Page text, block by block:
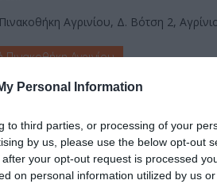
Personal Information
to third parties, or processing of your
by us, please use the below opt-out
your opt-out request is processed
on personal information utilized by us
Αγρινίου, Δ. Βότση 2,
Πινακοθήκη Αγρινίου
ειδήσεις